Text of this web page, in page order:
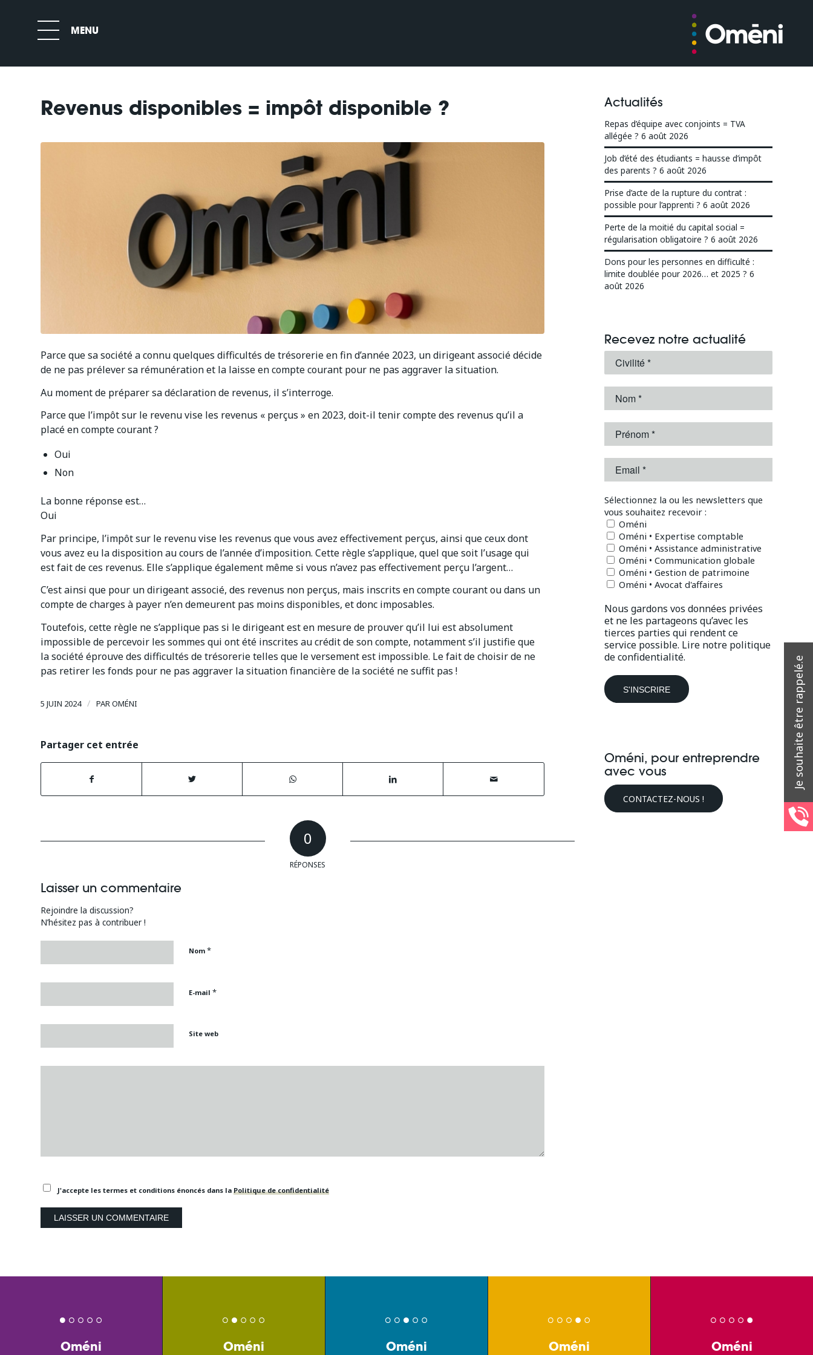
Revenus disponibles = impôt disponible ?
Parce que sa société a connu quelques difficultés de trésorerie en fin d’année 2023, un dirigeant associé décide
de ne pas prélever sa rémunération et la laisse en compte courant pour ne pas aggraver la situation.
Au moment de préparer sa déclaration de revenus, il s’interroge.
Parce que l’impôt sur le revenu vise les revenus « perçus » en 2023, doit-il tenir compte des revenus qu’il a
placé en compte courant ?
Oui
Non
La bonne réponse est…
Oui
Par principe, l’impôt sur le revenu vise les revenus que vous avez effectivement perçus, ainsi que ceux dont
vous avez eu la disposition au cours de l’année d’imposition. Cette règle s’applique, quel que soit l’usage qui
est fait de ces revenus. Elle s’applique également même si vous n’avez pas effectivement perçu l’argent…
C’est ainsi que pour un dirigeant associé, des revenus non perçus, mais inscrits en compte courant ou dans un
compte de charges à payer n’en demeurent pas moins disponibles, et donc imposables.
Toutefois, cette règle ne s’applique pas si le dirigeant est en mesure de prouver qu’il lui est absolument
impossible de percevoir les sommes qui ont été inscrites au crédit de son compte, notamment s’il justifie que
la société éprouve des difficultés de trésorerie telles que le versement est impossible. Le fait de choisir de ne
pas retirer les fonds pour ne pas aggraver la situation financière de la société ne suffit pas !
5 JUIN 2024 / PAROMÉNI
Partager cet entrée
0
RÉPONSES
Laisser un commentaire
Rejoindre la discussion?
N’hésitez pas à contribuer !
Nom *
E-mail *
Site web
J'accepte les termes et conditions énoncés dans la Politique de confidentialité
Actualités
Repas d’équipe avec conjoints = TVA
allégée ? 6 août 2026
Job d’été des étudiants = hausse d’impôt
des parents ? 6 août 2026
Prise d’acte de la rupture du contrat :
possible pour l’apprenti ? 6 août 2026
Perte de la moitié du capital social =
régularisation obligatoire ? 6 août 2026
Dons pour les personnes en difficulté :
limite doublée pour 2026… et 2025 ? 6
août 2026
Recevez notre actualité
Sélectionnez la ou les newsletters que
vous souhaitez recevoir :
Oméni
Oméni • Expertise comptable
Oméni • Assistance administrative
Oméni • Communication globale
Oméni • Gestion de patrimoine
Oméni • Avocat d'affaires
Nous gardons vos données privées
et ne les partageons qu’avec les
tierces parties qui rendent ce
service possible. Lire notre politique
de confidentialité.
Oméni, pour entreprendre
avec vous
CONTACTEZ-NOUS !
Oméni
Oméni
Oméni
Oméni
Oméni